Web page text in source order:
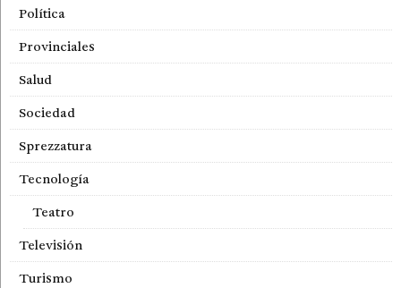
Política
Provinciales
Salud
Sociedad
Sprezzatura
Tecnología
Teatro
Televisión
Turismo